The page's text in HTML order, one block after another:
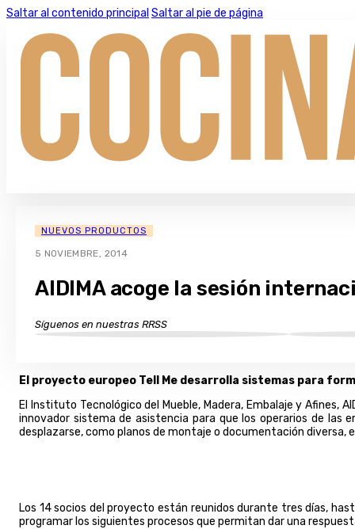
Saltar al contenido principal Saltar al pie de página
NUEVOS PRODUCTOS
5 NOVIEMBRE, 2014
AIDIMA acoge la sesión
Síguenos en nuestras RRSS
El proyecto europeo Tell Me desarrolla sistemas para
El Instituto Tecnológico del Mueble, Madera, Embalaje y Afines,
innovador sistema de asistencia para que los operarios de las
desplazarse, como planos de montaje o documentación
Los 14 socios del proyecto están reunidos durante tres días,
programar los siguientes procesos que permitan dar una